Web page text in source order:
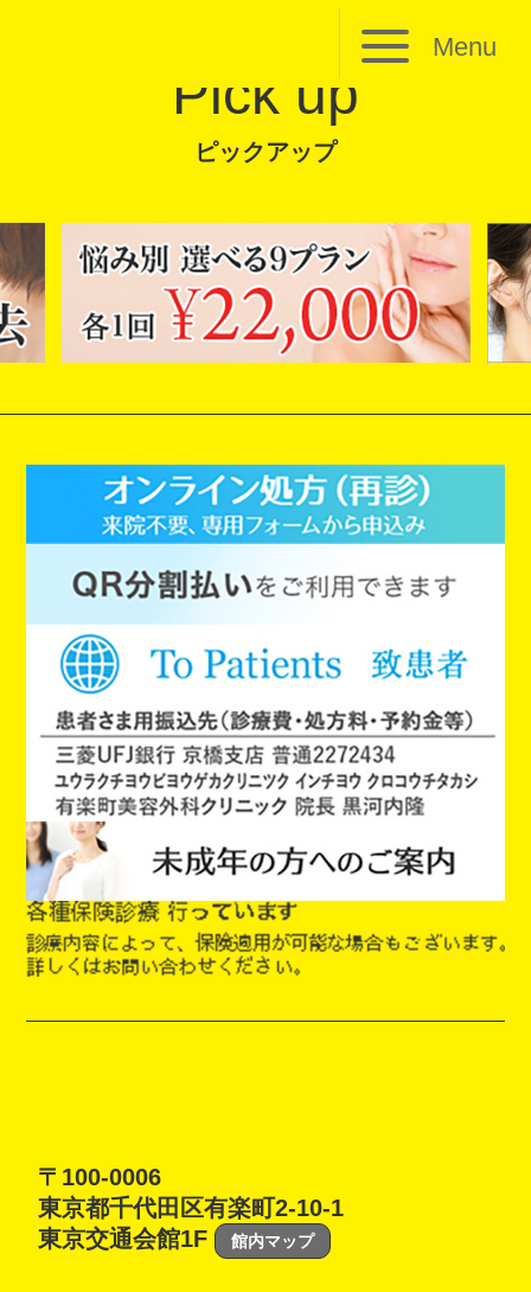
Menu
Pick up
ピックアップ
〒100-0006
東京都千代田区有楽町2-10-1
東京交通会館1F
館内マップ